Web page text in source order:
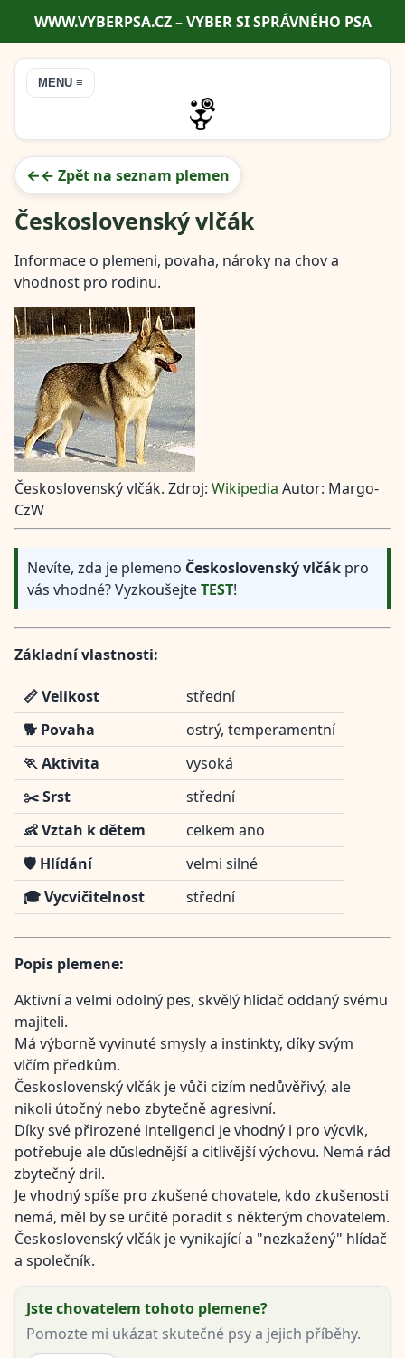
WWW.VYBERPSA.CZ – VYBER SI SPRÁVNÉHO PSA
MENU ≡
← Zpět na seznam plemen
Československý vlčák
Informace o plemeni, povaha, nároky na chov a
vhodnost pro rodinu.
Československý vlčák. Zdroj: Wikipedia Autor: Margo-
CzW
Nevíte, zda je plemeno Československý vlčák pro
vás vhodné? VyzkoušejteTEST!
Základní vlastnosti:
📏 Velikost
střední
🐕 Povaha
ostrý, temperamentní
🏃 Aktivita
vysoká
✂️ Srst
střední
👶 Vztah k dětem
celkem ano
🛡️ Hlídání
velmi silné
🎓 Vycvičitelnost
střední
Popis plemene:
Aktivní a velmi odolný pes, skvělý hlídač oddaný svému
majiteli.
Má výborně vyvinuté smysly a instinkty, díky svým
vlčím předkům.
Československý vlčák je vůči cizím nedůvěřivý, ale
nikoli útočný nebo zbytečně agresivní.
Díky své přirozené inteligenci je vhodný i pro výcvik,
potřebuje ale důslednější a citlivější výchovu. Nemá rád
zbytečný dril.
Je vhodný spíše pro zkušené chovatele, kdo zkušenosti
nemá, měl by se určitě poradit s některým chovatelem.
Československý vlčák je vynikající a "nezkažený" hlídač
a společník.
Jste chovatelem tohoto plemene?
Pomozte mi ukázat skutečné psy a jejich příběhy.